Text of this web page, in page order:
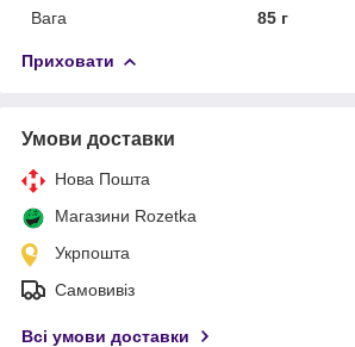
Вага
85 г
Приховати
Умови доставки
Нова Пошта
Магазини Rozetka
Укрпошта
Самовивіз
Всі умови доставки